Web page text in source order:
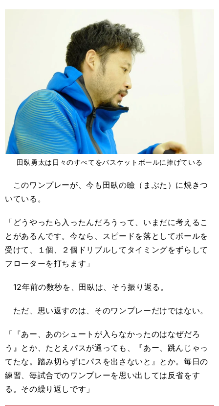
田臥勇太は日々のすべてをバスケットボールに捧げている
このワンプレーが、今も田臥の瞼（まぶた）に焼きつ
いている。
「どうやったら入ったんだろうって、いまだに考えるこ
とがあるんです。今なら、スピードを落としてボールを
受けて、１個、２個ドリブルしてタイミングをずらして
フローターを打ちます」
12年前の数秒を、田臥は、そう振り返る。
ただ、思い返すのは、そのワンプレーだけではない。
「『あー、あのシュートが入らなかったのはなぜだろ
う』とか、たとえパスが通っても、『あー、跳んじゃっ
てたな。踏み切らずにパスを出さないと』とか。毎日の
練習、毎試合でのワンプレーを思い出しては反省をす
る。その繰り返しです」